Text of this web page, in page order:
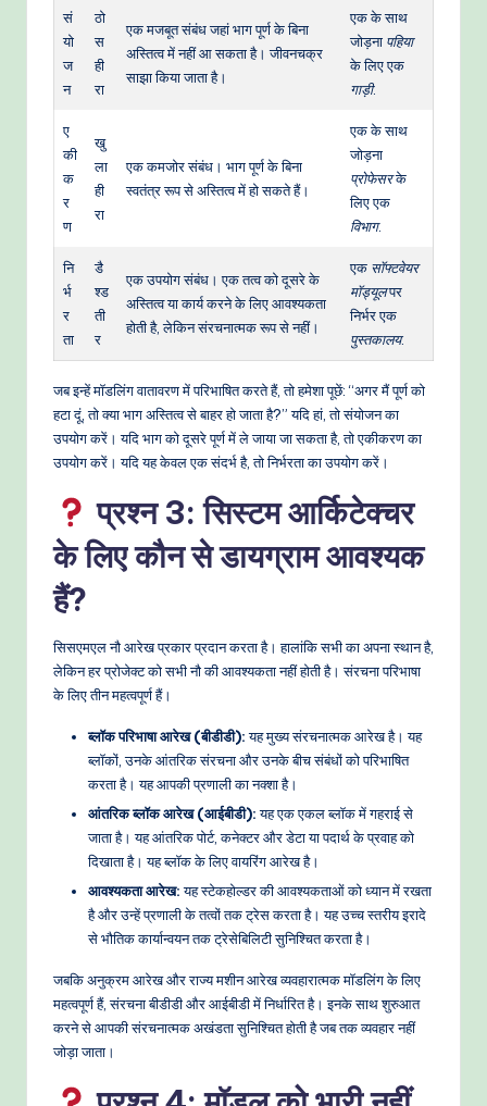
सं
यो
ज
न
ठो
स
ही
रा
एक मजबूत संबंध जहां भाग पूर्ण के बिना
अस्तित्व में नहीं आ सकता है। जीवनचक्र
साझा किया जाता है।
एक के साथ
जोड़ना पहिया
के लिए एक
गाड़ी.
ए
की
क
र
ण
खु
ला
ही
रा
एक कमजोर संबंध। भाग पूर्ण के बिना
स्वतंत्र रूप से अस्तित्व में हो सकते हैं।
एक के साथ
जोड़ना
प्रोफेसरके
लिए एक
विभाग.
नि
र्भ
र
ता
डै
श्ड
ती
र
एक उपयोग संबंध। एक तत्व को दूसरे के
अस्तित्व या कार्य करने के लिए आवश्यकता
होती है, लेकिन संरचनात्मक रूप से नहीं।
एक सॉफ्टवेयर
मॉड्यूलपर
निर्भर एक
पुस्तकालय.
जब इन्हें मॉडलिंग वातावरण में परिभाषित करते हैं, तो हमेशा पूछें: “अगर मैं पूर्ण को
हटा दूं, तो क्या भाग अस्तित्व से बाहर हो जाता है?” यदि हां, तो संयोजन का
उपयोग करें। यदि भाग को दूसरे पूर्ण में ले जाया जा सकता है, तो एकीकरण का
उपयोग करें। यदि यह केवल एक संदर्भ है, तो निर्भरता का उपयोग करें।
प्रश्न 3: सिस्टम आर्किटेक्चर
के लिए कौन से डायग्राम आवश्यक
हैं?
सिसएमएल नौ आरेख प्रकार प्रदान करता है। हालांकि सभी का अपना स्थान है,
लेकिन हर प्रोजेक्ट को सभी नौ की आवश्यकता नहीं होती है। संरचना परिभाषा
के लिए तीन महत्वपूर्ण हैं।
ब्लॉक परिभाषा आरेख (बीडीडी):यह मुख्य संरचनात्मक आरेख है। यह
ब्लॉकों, उनके आंतरिक संरचना और उनके बीच संबंधों को परिभाषित
करता है। यह आपकी प्रणाली का नक्शा है।
आंतरिक ब्लॉक आरेख (आईबीडी):यह एक एकल ब्लॉक में गहराई से
जाता है। यह आंतरिक पोर्ट, कनेक्टर और डेटा या पदार्थ के प्रवाह को
दिखाता है। यह ब्लॉक के लिए वायरिंग आरेख है।
आवश्यकता आरेख:यह स्टेकहोल्डर की आवश्यकताओं को ध्यान में रखता
है और उन्हें प्रणाली के तत्वों तक ट्रेस करता है। यह उच्च स्तरीय इरादे
से भौतिक कार्यान्वयन तक ट्रेसेबिलिटी सुनिश्चित करता है।
जबकि अनुक्रम आरेख और राज्य मशीन आरेख व्यवहारात्मक मॉडलिंग के लिए
महत्वपूर्ण हैं, संरचना बीडीडी और आईबीडी में निर्धारित है। इनके साथ शुरुआत
करने से आपकी संरचनात्मक अखंडता सुनिश्चित होती है जब तक व्यवहार नहीं
जोड़ा जाता।